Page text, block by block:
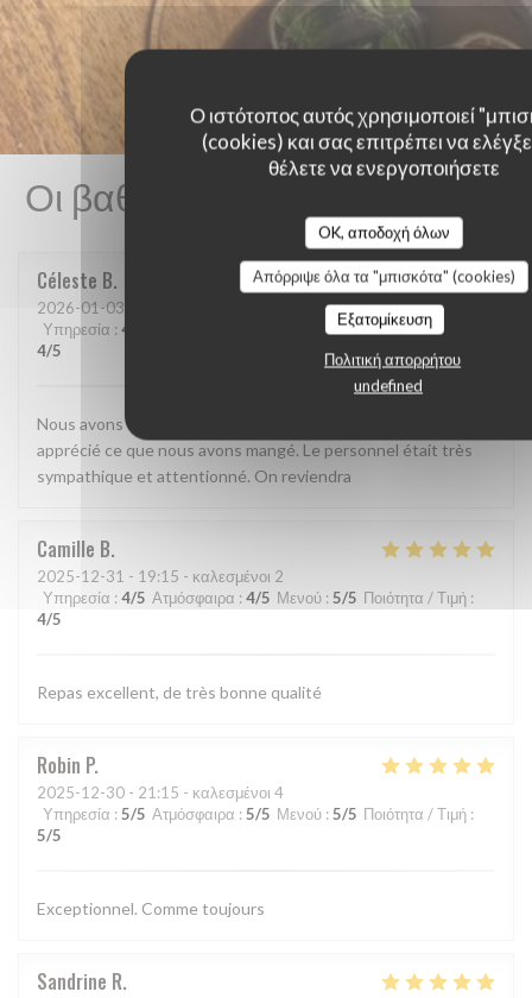
Ο ιστότοπος αυτός χρησιμοποιεί
(cookies) και σας επιτρέπει να
θέλετε να ενεργοποιήσετε
OK, αποδοχή όλων
Απόρριψε όλα τα "μπισκότα" (cookies)
Εξατομίκευση
Πολιτική απορρήτου
undefined
Οι βαθμολογίες πελατών μας
Céleste B
2026-01-03
Υπηρεσία : 4 : 5/5 Ποιότητα / Τιμή
4/5
Nous avons découvert ce restaurant et avons beaucoup
apprécié ce que nous avons mangé. Le personnel était très
sympathique et attentionné. On reviendra
Camille B
2025-12-31 - 19:15 - καλεσμένοι 2
Υπηρεσία : 4/5 Ατμόσφαιρα : 4/5 Μενού : 5/5 Ποιότητα / Τιμή :
4/5
Repas excellent, de très bonne qualité
Robin P
2025-12-30 - 21:15 - καλεσμένοι 4
Υπηρεσία : 5/5 Ατμόσφαιρα : 5/5 Μενού : 5/5 Ποιότητα / Τιμή :
5/5
Exceptionnel. Comme toujours
Sandrine R